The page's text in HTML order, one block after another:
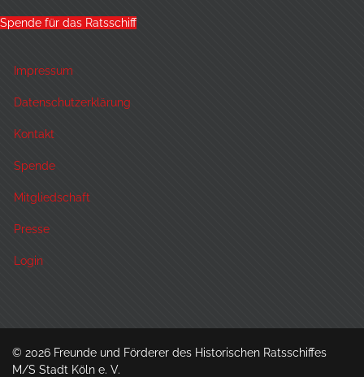
Spende für das Ratsschiff
Impressum
Datenschutzerklärung
Kontakt
Spende
Mitgliedschaft
Presse
Login
© 2026 Freunde und Förderer des Historischen Ratsschiffes
M/S Stadt Köln e. V.